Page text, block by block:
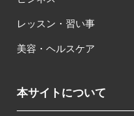
レッスン・習い事
美容・ヘルスケア
本サイトについて